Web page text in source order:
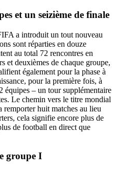
et un seizième de finale
a introduit un tout nouveau
sont réparties en douze
au total 72 rencontres en
et deuxièmes de chaque groupe,
également pour la phase à
pour la première fois, à
équipes – un tour supplémentaire
Le chemin vers le titre mondial
huit matches au lieu
cela signifie encore plus de
de football en direct que
groupe I